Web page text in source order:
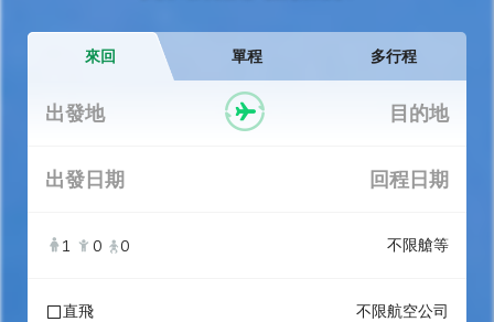
來回 單程 多行程
出發地 目的地
出發日期 回程日期
1 0 0 不限艙等
直飛 不限航空公司